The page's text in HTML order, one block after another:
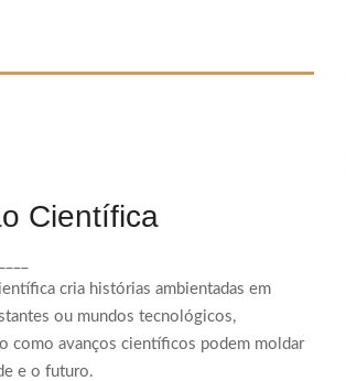
Científica
cria histórias ambientadas em
ou mundos tecnológicos,
como avanços científicos podem moldar
e o futuro.
Ficção Científica
como avanços científicos podem
moldar a sociedade e o futuro.